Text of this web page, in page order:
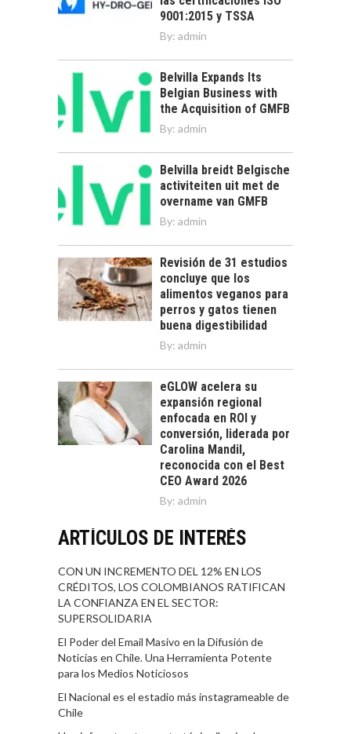
9001:2015 y TSSA
By: admin
Belvilla Expands Its
Belgian Business with
the Acquisition of GMFB
By: admin
Belvilla breidt Belgische
activiteiten uit met de
overname van GMFB
By: admin
Revisión de 31 estudios
concluye que los
alimentos veganos para
perros y gatos tienen
buena digestibilidad
By: admin
eGLOW acelera su
expansión regional
enfocada en ROI y
conversión, liderada por
Carolina Mandil,
reconocida con el Best
CEO Award 2026
By: admin
ARTÍCULOS DE INTERÉS
CON UN INCREMENTO DEL 12% EN LOS
CRÉDITOS, LOS COLOMBIANOS RATIFICAN
LA CONFIANZA EN EL SECTOR:
SUPERSOLIDARIA
El Poder del Email Masivo en la Difusión de
Noticias en Chile. Una Herramienta Potente
para los Medios Noticiosos
El Nacional es el estadio más instagrameable de
Chile